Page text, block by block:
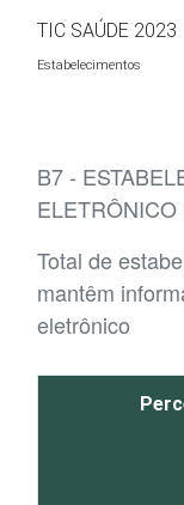
Ir para o conteúdo
TIC SAÚDE 2023
Estabelecimentos
B7 -
Total de
mantêm
eletrônico